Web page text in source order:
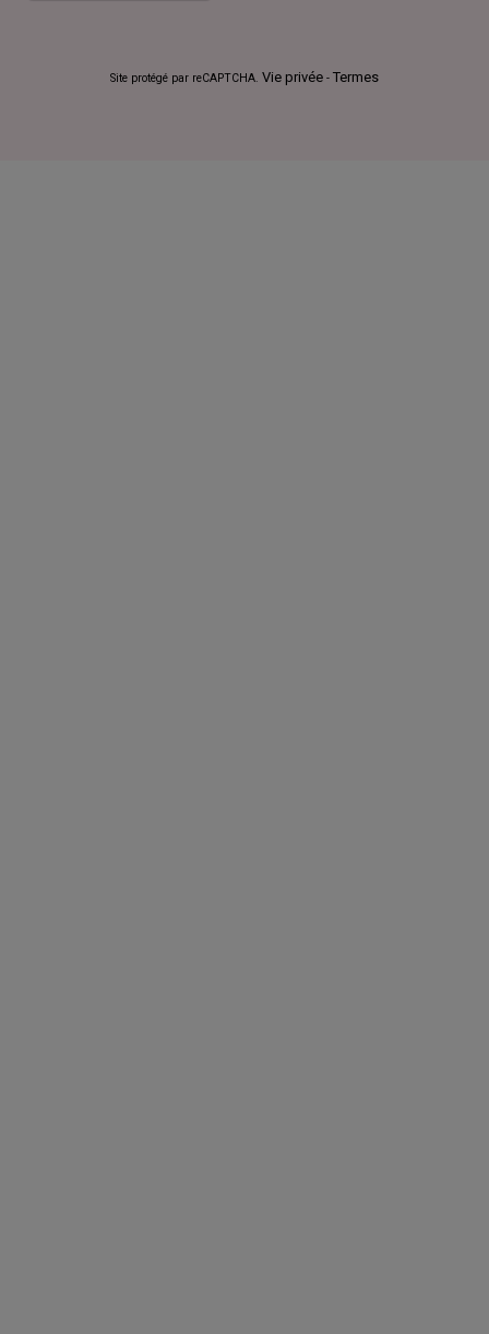
Site protégé par reCAPTCHA. Vie privée - Termes